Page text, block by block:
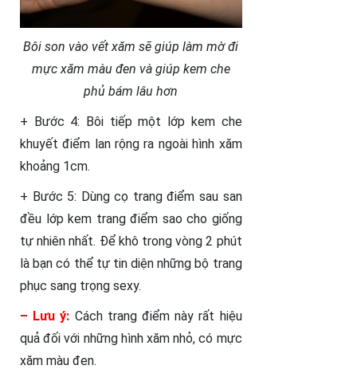
Bôi son vào vết xăm sẽ giúp làm mờ đi
mực xăm màu đen và giúp kem che
phủ bám lâu hơn
+ Bước 4: Bôi tiếp một lớp kem che
khuyết điểm lan rộng ra ngoài hình xăm
khoảng 1cm.
+ Bước 5: Dùng cọ trang điểm sau san
đều lớp kem trang điểm sao cho giống
tự nhiên nhất. Để khô trong vòng 2 phút
là bạn có thể tự tin diện những bộ trang
phục sang trọng sexy.
– Lưu ý: Cách trang điểm này rất hiệu
quả đối với những hình xăm nhỏ, có mực
xăm màu đen.